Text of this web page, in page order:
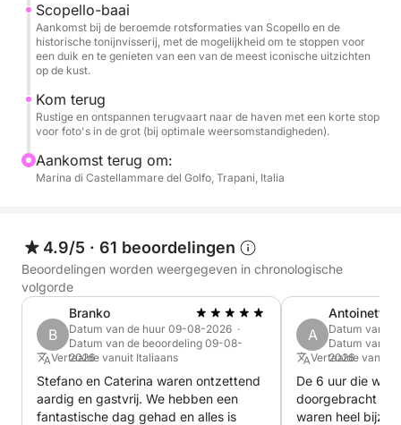
- Aanlegplaatsen (naar keuze van de klant)
- Brandstofkosten (die variëren afhankelijk van de
gekozen tour)
Er zijn 2 tours beschikbaar:
Blauwe Grot, Cala Vruca en Scopello, of de langere
totaal). Dit is voor mij de mooiste route. Mocht u
andere voorkeuren hebben, laat het me dan gerust
weten.
Tijdens de excursie zijn er stops gepland om te
zwemmen, te ontspannen in de zon en van het
uitzicht te genieten. Water en een snack worden aan
boord verstrekt om de ervaring nog aangenamer te
maken.
Scopello-baai
Aankomst bij de beroemde rotsformaties van Scopello en de
historische tonijnvisserij, met de mogelijkheid om te stoppen voor
een duik en te genieten van een van de meest iconische uitzichten
op de kust.
Kom terug
Rustige en ontspannen terugvaart naar de haven met een korte stop
voor foto's in de grot (bij optimale weersomstandigheden).
Aankomst terug om:
Marina di Castellammare del Golfo, Trapani, Italia
4.9/5 · 61 beoordelingen
Beoordelingen worden weergegeven in chronologische
volgorde
B
Branko
Datum van de huur 09-08-2026 ·
Datum van de beoordeling 09-08-
2026
Vertaalde vanuit Italiaans
Stefano en Caterina waren ontzettend
aardig en gastvrij. We hebben een
fantastische dag gehad en alles is
A
Antoinette
Datum van
Datum van
2026
Vertaalde vanuit
De 6 uur die we
doorgebracht
waren heel